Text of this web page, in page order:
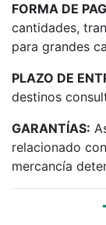
FORMA DE
cantidades,
para grandes
PLAZO DE
destinos
GARANTÍAS:
relacionado
mercancía